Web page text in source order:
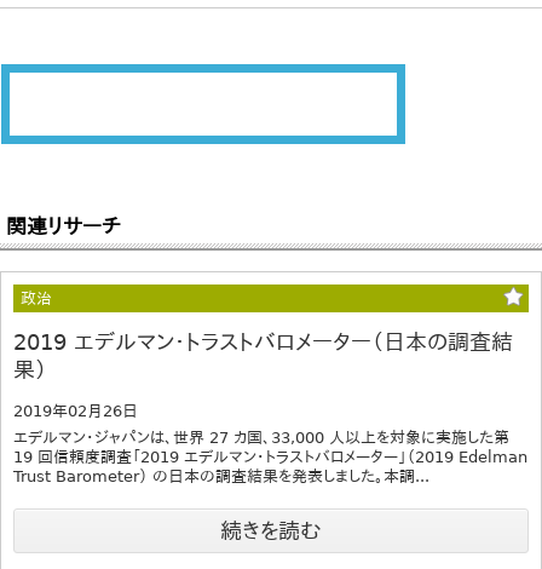
関連リサーチ
政治
2019 エデルマン・トラストバロメーター（日本の調査結
果）
2019年02月26日
エデルマン・ジャパンは、世界 27 カ国、33,000 人以上を対象に実施した第
19 回信頼度調査「2019 エデルマン・トラストバロメーター」（2019 Edelman
Trust Barometer） の日本の調査結果を発表しました。本調...
続きを読む